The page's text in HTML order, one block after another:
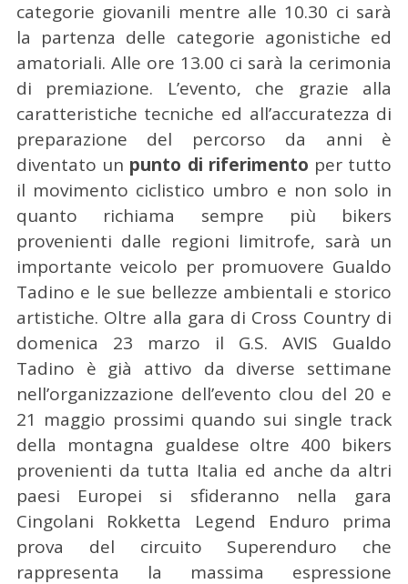
categorie giovanili mentre alle 10.30 ci sarà
la partenza delle categorie agonistiche ed
amatoriali. Alle ore 13.00 ci sarà la cerimonia
di premiazione. L’evento, che grazie alla
caratteristiche tecniche ed all’accuratezza di
preparazione del percorso da anni è
diventato un punto di riferimento per tutto
il movimento ciclistico umbro e non solo in
quanto richiama sempre più bikers
provenienti dalle regioni limitrofe, sarà un
importante veicolo per promuovere Gualdo
Tadino e le sue bellezze ambientali e storico
artistiche. Oltre alla gara di Cross Country di
domenica 23 marzo il G.S. AVIS Gualdo
Tadino è già attivo da diverse settimane
nell’organizzazione dell’evento clou del 20 e
21 maggio prossimi quando sui single track
della montagna gualdese oltre 400 bikers
provenienti da tutta Italia ed anche da altri
paesi Europei si sfideranno nella gara
Cingolani Rokketta Legend Enduro prima
prova del circuito Superenduro che
rappresenta la massima espressione